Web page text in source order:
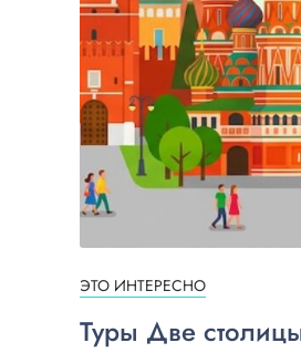
ЭТО ИНТЕРЕСНО
Туры Две